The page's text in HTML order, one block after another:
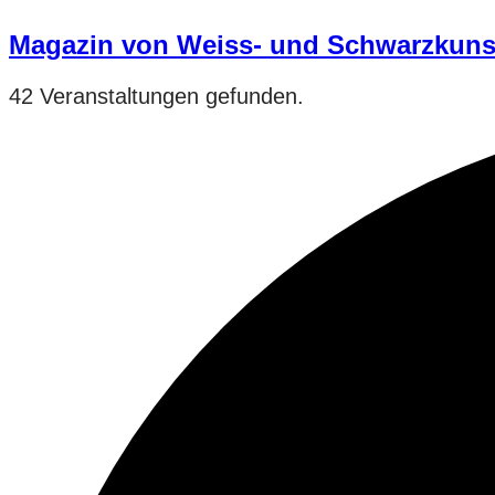
Magazin von Weiss- und
42 Veranstaltungen gefunden.